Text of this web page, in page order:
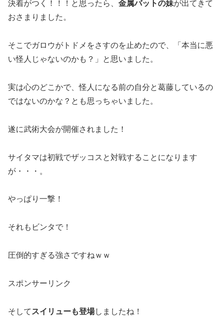
決着がつく！！！と思ったら、 金属バットの妹が出てきて
おさまりました。
そこでガロウがトドメをさすのを止めたので、「本当に悪
い怪人じゃないのかも？」と思いました。
実は心のどこかで、怪人になる前の自分と葛藤しているの
ではないのかな？とも思っちゃいました。
遂に武術大会が開催されました！
サイタマは初戦でザッコスと対戦することになります
が・・・。
やっぱり一撃！
それもビンタで！
圧倒的すぎる強さですねｗｗ
スポンサーリンク
そして スイリューも登場しましたね！